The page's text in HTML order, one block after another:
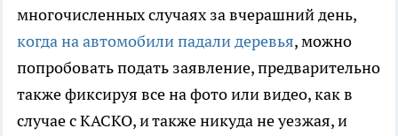
многочисленных случаях за вчерашний день,
когда на автомобили падали деревья, можно
попробовать подать заявление, предварительно
также фиксируя все на фото или видео, как в
случае с КАСКО, и также никуда не уезжая, и